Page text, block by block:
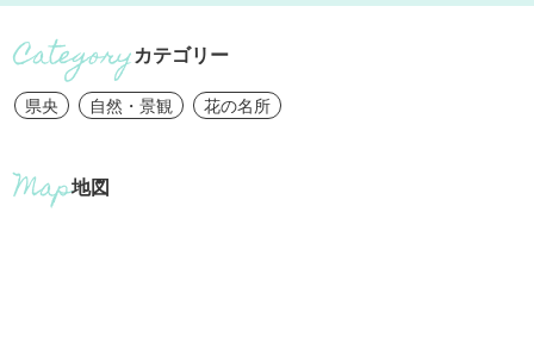
カテゴリー
県央 自然・景観 花の名所
地図